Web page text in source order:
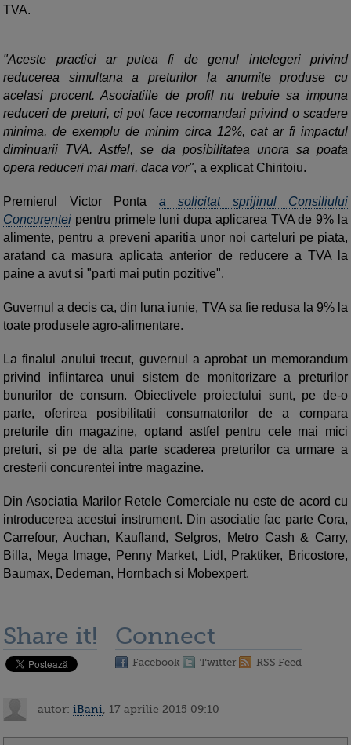
TVA.
"Aceste practici ar putea fi de genul intelegeri privind
reducerea simultana a preturilor la anumite produse cu
acelasi procent. Asociatiile de profil nu trebuie sa impuna
reduceri de preturi, ci pot face recomandari privind o scadere
minima, de exemplu de minim circa 12%, cat ar fi impactul
diminuarii TVA. Astfel, se da posibilitatea unora sa poata
opera reduceri mai mari, daca vor", a explicat Chiritoiu.
Premierul Victor Ponta a solicitat sprijinul Consiliului
Concurentei pentru primele luni dupa aplicarea TVA de 9% la
alimente, pentru a preveni aparitia unor noi carteluri pe piata,
aratand ca masura aplicata anterior de reducere a TVA la
paine a avut si "parti mai putin pozitive".
Guvernul a decis ca, din luna iunie, TVA sa fie redusa la 9% la
toate produsele agro-alimentare.
La finalul anului trecut, guvernul a aprobat un memorandum
privind infiintarea unui sistem de monitorizare a preturilor
bunurilor de consum. Obiectivele proiectului sunt, pe de-o
parte, oferirea posibilitatii consumatorilor de a compara
preturile din magazine, optand astfel pentru cele mai mici
preturi, si pe de alta parte scaderea preturilor ca urmare a
cresterii concurentei intre magazine.
Din Asociatia Marilor Retele Comerciale nu este de acord cu
introducerea acestui instrument. Din asociatie fac parte Cora,
Carrefour, Auchan, Kaufland, Selgros, Metro Cash & Carry,
Billa, Mega Image, Penny Market, Lidl, Praktiker, Bricostore,
Baumax, Dedeman, Hornbach si Mobexpert.
Share it! Connect
Facebook Twitter RSS Feed
autor: iBani , 17 aprilie 2015 09:10